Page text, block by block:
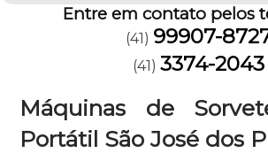
Entre em contato pelos
(41) 99907-
(41) 3374-2043
Máquinas de
Portátil São José dos